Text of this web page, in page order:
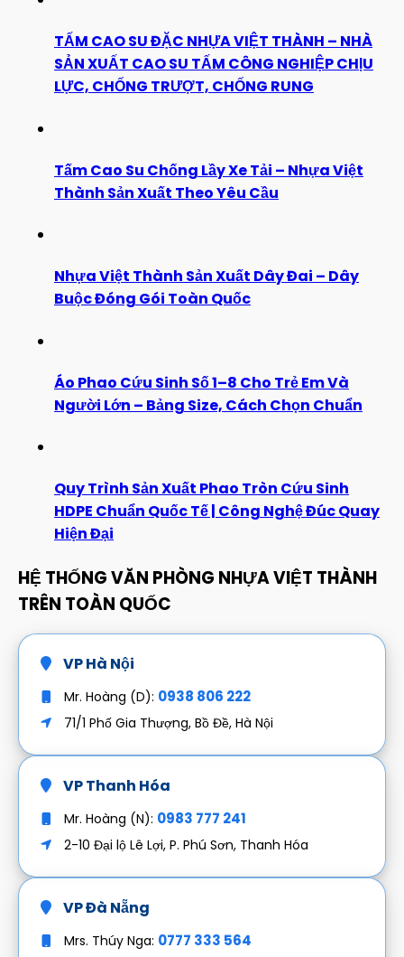
TẤM CAO SU ĐẶC NHỰA VIỆT THÀNH – NHÀ
SẢN XUẤT CAO SU TẤM CÔNG NGHIỆP CHỊU
LỰC, CHỐNG TRƯỢT, CHỐNG RUNG
Tấm Cao Su Chống Lầy Xe Tải – Nhựa Việt
Thành Sản Xuất Theo Yêu Cầu
Nhựa Việt Thành Sản Xuất Dây Đai – Dây
Buộc Đóng Gói Toàn Quốc
Áo Phao Cứu Sinh Số 1–8 Cho Trẻ Em Và
Người Lớn – Bảng Size, Cách Chọn Chuẩn
Quy Trình Sản Xuất Phao Tròn Cứu Sinh
HDPE Chuẩn Quốc Tế | Công Nghệ Đúc Quay
Hiện Đại
HỆ THỐNG VĂN PHÒNG NHỰA VIỆT THÀNH
TRÊN TOÀN QUỐC
VP Hà Nội
Mr. Hoàng (D): 0938 806 222
71/1 Phố Gia Thượng, Bồ Đề, Hà Nội
VP Thanh Hóa
Mr. Hoàng (N): 0983 777 241
2-10 Đại lộ Lê Lợi, P. Phú Sơn, Thanh Hóa
VP Đà Nẵng
Mrs. Thúy Nga: 0777 333 564